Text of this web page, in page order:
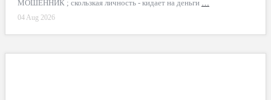
МОШЕННИК ; скользкая личность - кидает на деньги …
04 Aug 2026